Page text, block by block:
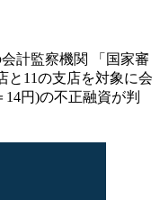
計監察機関 「国家審
と11の支店を対象に会
円)の不正融資が判